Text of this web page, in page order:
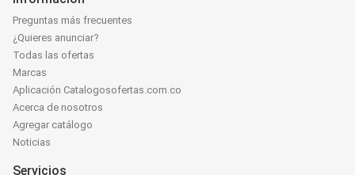
Preguntas más frecuentes
¿Quieres anunciar?
Todas las ofertas
Marcas
Aplicación Catalogosofertas.com.co
Acerca de nosotros
Agregar catálogo
Noticias
Servicios